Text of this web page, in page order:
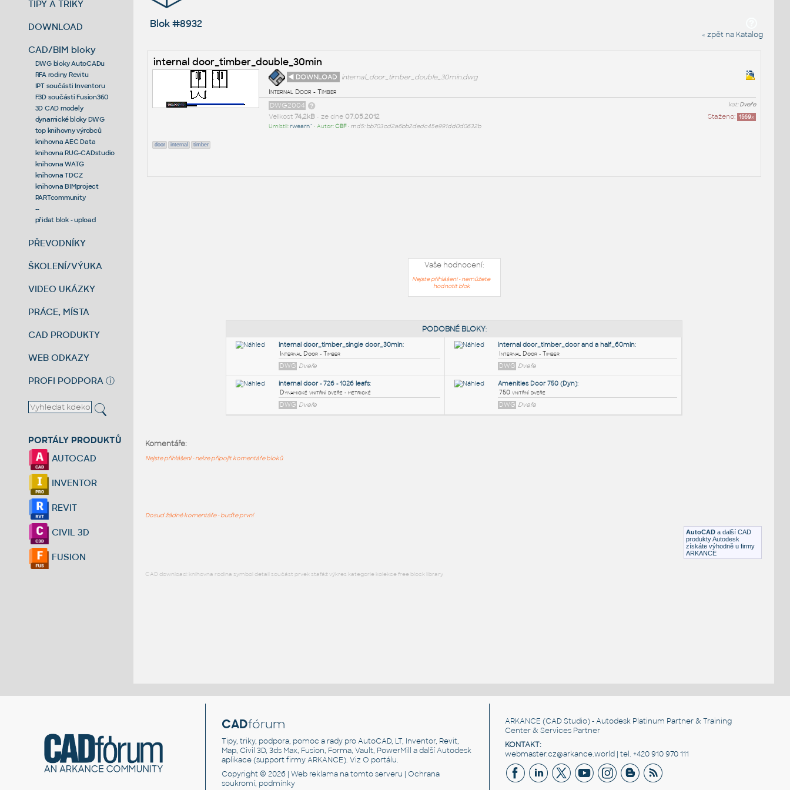
TIPY A TRIKY
DOWNLOAD
CAD/BIM bloky
DWG bloky AutoCADu
RFA rodiny Revitu
IPT součásti Inventoru
F3D součásti Fusion360
3D CAD modely
dynamické bloky DWG
top knihovny výrobců
knihovna AEC Data
knihovna RUG-CADstudio
knihovna WATG
knihovna TDCZ
knihovna BIMproject
PARTcommunity
--
přidat blok - upload
PŘEVODNÍKY
ŠKOLENÍ/VÝUKA
VIDEO UKÁZKY
PRÁCE, MÍSTA
CAD PRODUKTY
WEB ODKAZY
PROFI PODPORA ⓘ
PORTÁLY PRODUKTŮ
AUTOCAD
INVENTOR
REVIT
CIVIL 3D
FUSION
Blok #8932
« zpět na Katalog
internal door_timber_double_30min
◄ DOWNLOAD
internal_door_timber_double_30min.dwg
Internal Door - Timber
kat:Dveře
DWG2004
Staženo: 1569x
Velikost 74,2kB• ze dne 07.05.2012
Umístil:rwearn^ • Autor:CBF• md5: bb703cd2a6bb2dedc45e991dd0d0632b
door internal timber
Vaše hodnocení:
Nejste přihlášeni - nemůžete
hodnotit blok
AutoCAD a další CAD
produkty Autodesk
získáte výhodně u firmy
ARKANCE
Komentáře:
Nejste přihlášeni - nelze připojit komentáře bloků
Dosud žádné komentáře - buďte první
CAD download: knihovna rodina symbol detail součást prvek stafáž výkres kategorie kolekce free block library
CADfórum
Tipy, triky, podpora, pomoc a rady pro AutoCAD, LT, Inventor, Revit,
Map, Civil 3D, 3ds Max, Fusion, Forma, Vault, PowerMill a další Autodesk
aplikace (support firmy ARKANCE). VizO portálu.
Copyright © 2026 |Web reklama na tomto serveru |Ochrana
soukromí, podmínky
ARKANCE (CAD Studio) - Autodesk Platinum Partner & Training
Center & Services Partner
KONTAKT:
webmaster.cz@arkance.world | tel. +420 910 970 111